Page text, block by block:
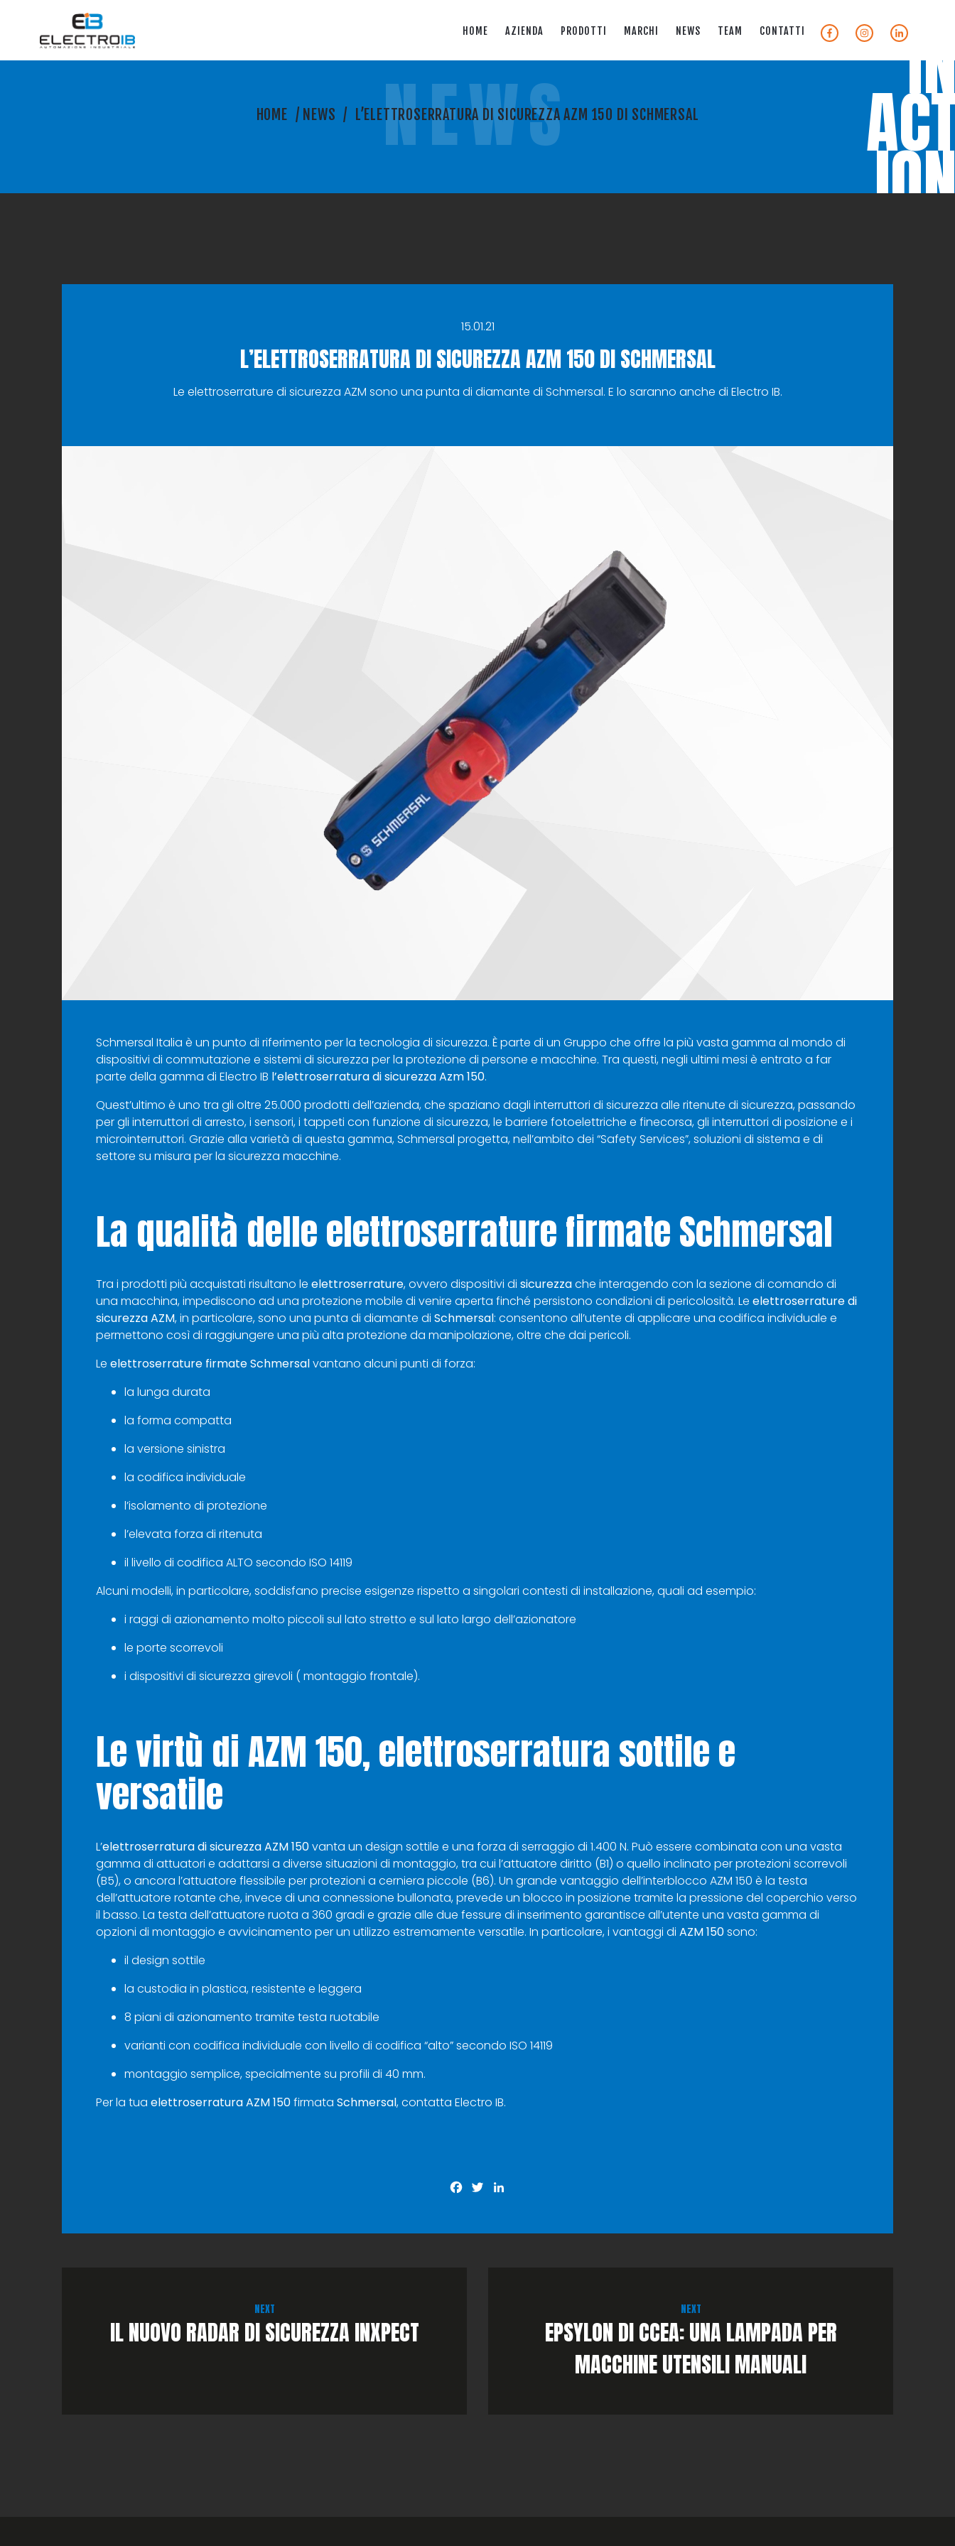
HOME AZIENDA PRODOTTI MARCHI NEWS TEAM CONTATTI
NEWS
HOME / NEWS / L’ELETTROSERRATURA DI SICUREZZA AZM 150 DI SCHMERSAL
15.01.21
L’ELETTROSERRATURA DI SICUREZZA AZM 150 DI SCHMERSAL
Le elettroserrature di sicurezza AZM sono una punta di diamante di Schmersal. E lo saranno anche di Electro IB.
Schmersal Italia è un punto di riferimento per la tecnologia di sicurezza. È parte di un Gruppo che offre la più vasta gamma al mondo di
dispositivi di commutazione e sistemi di sicurezza per la protezione di persone e macchine. Tra questi, negli ultimi mesi è entrato a far
parte della gamma di Electro IB l’elettroserratura di sicurezza Azm 150.
Quest’ultimo è uno tra gli oltre 25.000 prodotti dell’azienda, che spaziano dagli interruttori di sicurezza alle ritenute di sicurezza, passando
per gli interruttori di arresto, i sensori, i tappeti con funzione di sicurezza, le barriere fotoelettriche e finecorsa, gli interruttori di posizione e i
microinterruttori. Grazie alla varietà di questa gamma, Schmersal progetta, nell’ambito dei “Safety Services”, soluzioni di sistema e di
settore su misura per la sicurezza macchine.
La qualità delle elettroserrature firmate Schmersal
Tra i prodotti più acquistati risultano le elettroserrature, ovvero dispositivi di sicurezzache interagendo con la sezione di comando di
una macchina, impediscono ad una protezione mobile di venire aperta finché persistono condizioni di pericolosità. Le elettroserrature di
sicurezzaAZM, in particolare, sono una punta di diamante di Schmersal: consentono all’utente di applicare una codifica individuale e
permettono così di raggiungere una più alta protezione da manipolazione, oltre che dai pericoli.
Le elettroserrature firmate Schmersalvantano alcuni punti di forza:
la lunga durata
la forma compatta
la versione sinistra
la codifica individuale
l’isolamento di protezione
l’elevata forza di ritenuta
il livello di codifica ALTO secondo ISO 14119
Alcuni modelli, in particolare, soddisfano precise esigenze rispetto a singolari contesti di installazione, quali ad esempio:
i raggi di azionamento molto piccoli sul lato stretto e sul lato largo dell’azionatore
le porte scorrevoli
i dispositivi di sicurezza girevoli ( montaggio frontale).
Le virtù di AZM 150, elettroserratura sottile e
versatile
L’elettroserratura di sicurezza AZM 150vanta un design sottile e una forza di serraggio di 1.400 N. Può essere combinata con una vasta
gamma di attuatori e adattarsi a diverse situazioni di montaggio, tra cui l’attuatore diritto (B1) o quello inclinato per protezioni scorrevoli
(B5), o ancora l’attuatore flessibile per protezioni a cerniera piccole (B6). Un grande vantaggio dell’interblocco AZM 150 è la testa
dell’attuatore rotante che, invece di una connessione bullonata, prevede un blocco in posizione tramite la pressione del coperchio verso
il basso. La testa dell’attuatore ruota a 360 gradi e grazie alle due fessure di inserimento garantisce all’utente una vasta gamma di
opzioni di montaggio e avvicinamento per un utilizzo estremamente versatile. In particolare, i vantaggi di AZM 150sono:
il design sottile
la custodia in plastica, resistente e leggera
8 piani di azionamento tramite testa ruotabile
varianti con codifica individuale con livello di codifica “alto” secondo ISO 14119
montaggio semplice, specialmente su profili di 40 mm.
Per la tua elettroserratura AZM 150firmata Schmersal,contatta Electro IB.
Facebook
Twitter
NEXT
IL NUOVO RADAR DI SICUREZZA INXPECT
NEXT
EPSYLON DI CCEA: UNA LAMPADA PER
MACCHINE UTENSILI MANUALI